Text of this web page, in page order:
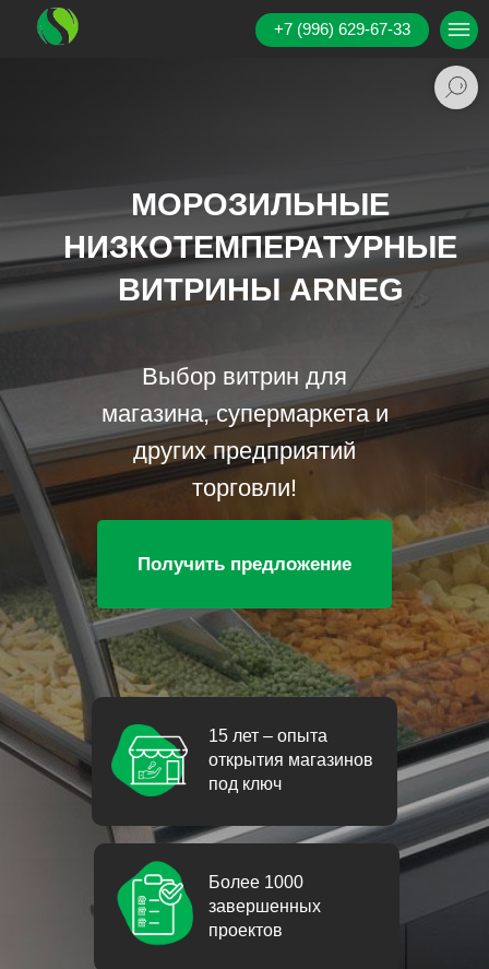
+7 (996) 629-67-33
МОРОЗИЛЬНЫЕ
НИЗКОТЕМПЕРАТУРНЫЕ
ВИТРИНЫ ARNEG
Выбор витрин для
магазина, супермаркета и
других предприятий
торговли!
Получить предложение
15 лет – опыта
открытия магазинов
под ключ
Более 1000
завершенных
проектов